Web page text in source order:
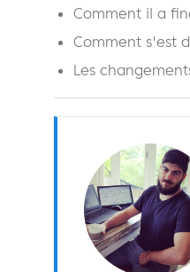
Comment il a
Comment s'est
Les